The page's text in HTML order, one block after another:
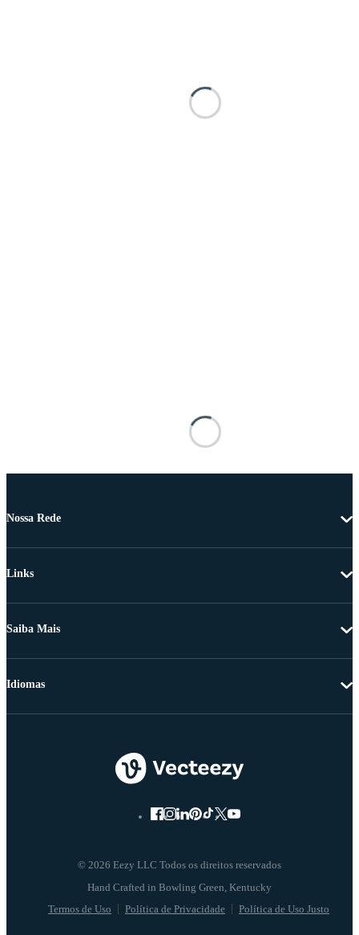
Nossa Rede
Links
Saiba Mais
© 2026 Eezy LLC Todos os direitos reservados
Termos de Uso Política de Privacidade Política de Uso Justo
Idiomas